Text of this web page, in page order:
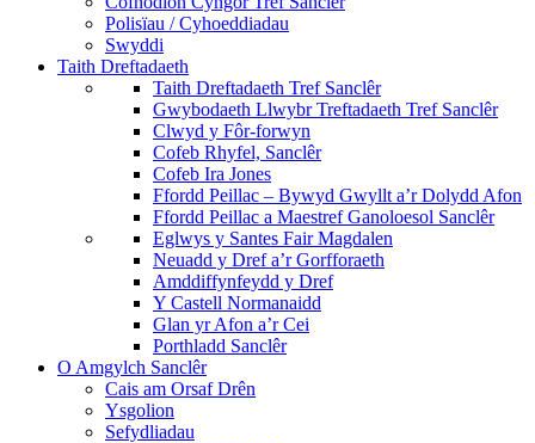
Polisïau / Cyhoeddiadau
Swyddi
Taith Dreftadaeth
Taith Dreftadaeth Tref Sanclêr
Gwybodaeth Llwybr Treftadaeth Tref Sanclêr
Clwyd y Fôr-forwyn
Cofeb Rhyfel, Sanclêr
Cofeb Ira Jones
Ffordd Peillac – Bywyd Gwyllt a’r Dolydd Afon
Ffordd Peillac a Maestref Ganoloesol Sanclêr
Eglwys y Santes Fair Magdalen
Neuadd y Dref a’r Gorfforaeth
Amddiffynfeydd y Dref
Y Castell Normanaidd
Glan yr Afon a’r Cei
Porthladd Sanclêr
O Amgylch Sanclêr
Cais am Orsaf Drên
Ysgolion
Sefydliadau